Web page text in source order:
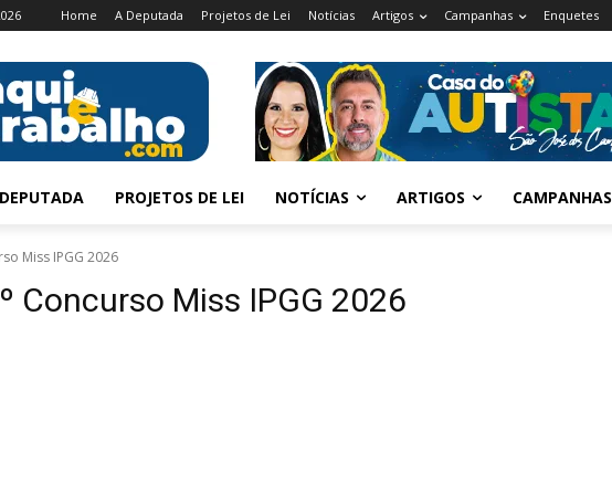
Home A Deputada Projetos de Lei Notícias Artigos Campanhas Enquetes
PROJETOS DE LEI NOTÍCIAS ARTIGOS CAMPANHAS
Miss IPGG 2026
Concurso Miss IPGG 2026